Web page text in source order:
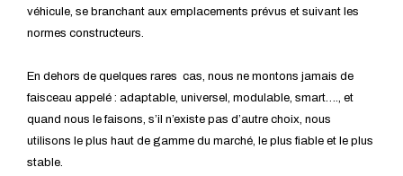
véhicule, se branchant aux emplacements prévus et suivant les
normes constructeurs.
En dehors de quelques rares cas, nous ne montons jamais de
faisceau appelé : adaptable, universel, modulable, smart…., et
quand nous le faisons, s’il n’existe pas d’autre choix, nous
utilisons le plus haut de gamme du marché, le plus fiable et le plus
stable.